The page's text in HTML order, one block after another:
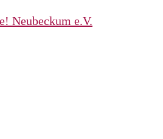
Neubeckum e.V.